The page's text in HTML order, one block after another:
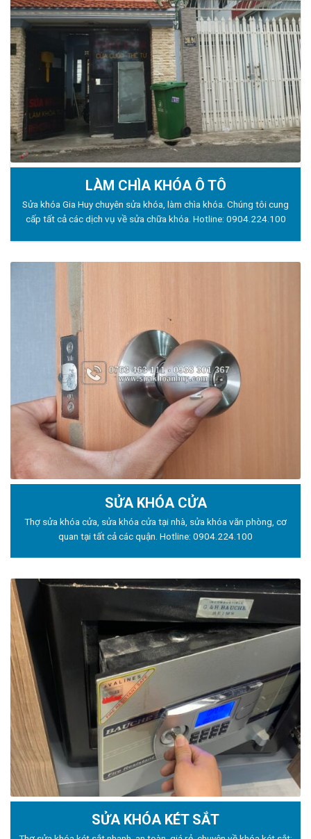
LÀM CHÌA KHÓA Ô TÔ
Sửa khóa Gia Huy chuyên sửa khóa, làm chìa khóa. Chúng tôi cung
cấp tất cả các dịch vụ về sửa chữa khóa. Hotline: 0904.224.100
SỬA KHÓA CỬA
Thợ sửa khóa cửa, sửa khóa cửa tại nhà, sửa khóa văn phòng, cơ
quan tại tất cả các quận. Hotline: 0904.224.100
SỬA KHÓA KÉT SẮT